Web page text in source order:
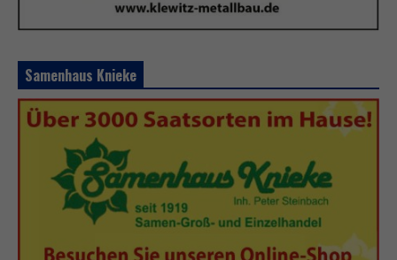
Samenhaus Knieke